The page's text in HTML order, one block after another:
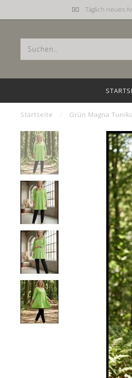
Täglich neues
Startseite Grün Magna Tunika